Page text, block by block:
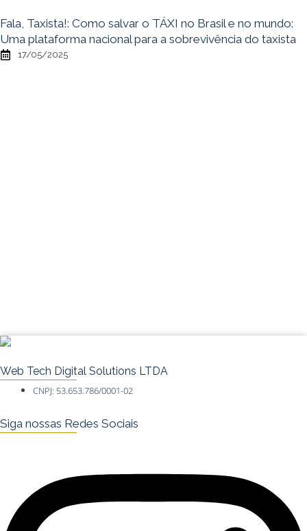
Fala, Taxista!: Como salvar o TÁXI no Brasil e no mundo:
Uma plataforma nacional para a sobrevivência do taxista
17/05/2025
Web Tech Digital Solutions LTDA
CNPJ: 53.653.786/0001-02
Siga nossas Redes Sociais